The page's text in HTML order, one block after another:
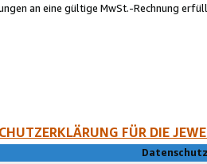
an eine gültige MwSt.-Rechnung
FÜR DIE